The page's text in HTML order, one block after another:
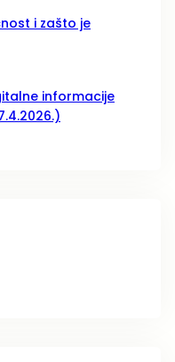
i zašto je
informacije